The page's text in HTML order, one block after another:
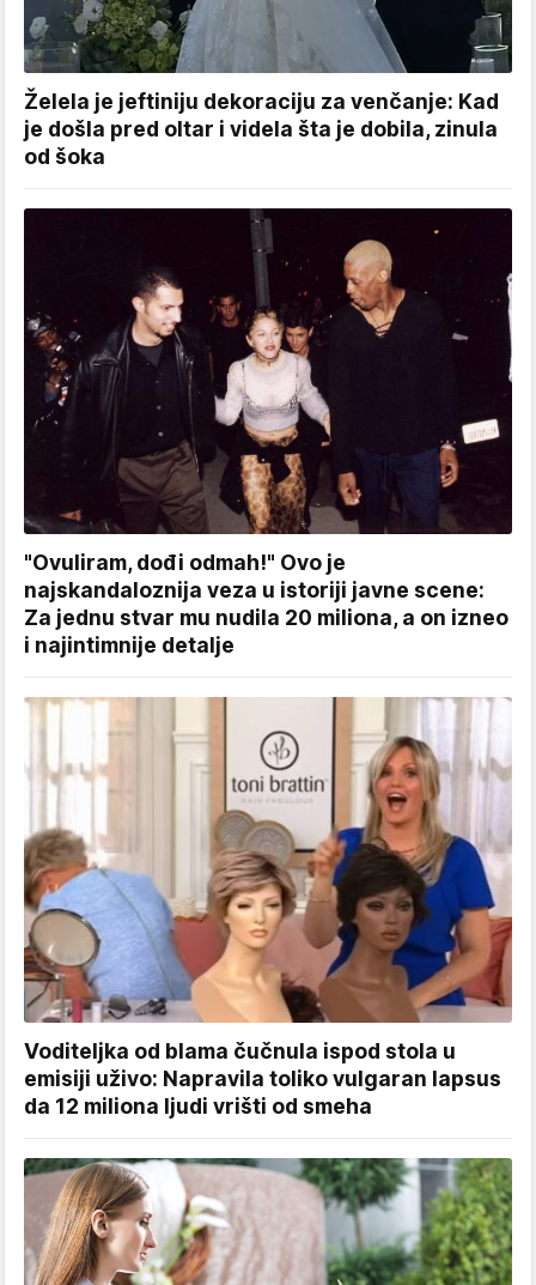
Želela je jeftiniju dekoraciju za venčanje: Kad
je došla pred oltar i videla šta je dobila, zinula
od šoka
"Ovuliram, dođi odmah!" Ovo je
najskandaloznija veza u istoriji javne scene:
Za jednu stvar mu nudila 20 miliona, a on izneo
i najintimnije detalje
Voditeljka od blama čučnula ispod stola u
emisiji uživo: Napravila toliko vulgaran lapsus
da 12 miliona ljudi vrišti od smeha